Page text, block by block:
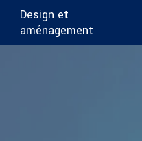
Design et
aménagement